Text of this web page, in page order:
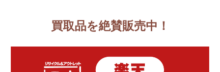
買取品を絶賛販売中！